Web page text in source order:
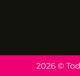
2026 ©